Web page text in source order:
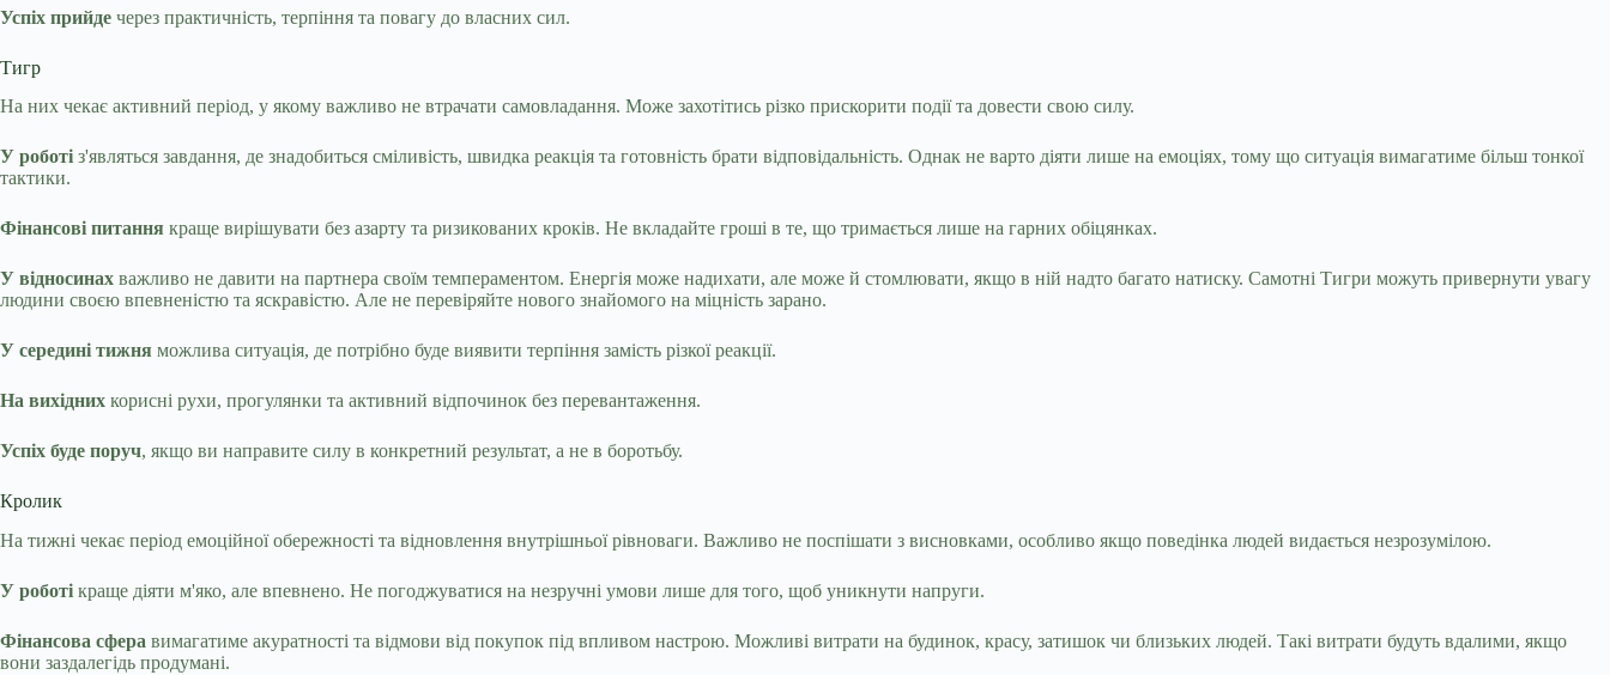
Успіх прийде через практичність, терпіння та повагу до власних сил.
Тигр
На них чекає активний період, у якому важливо не втрачати самовладання. Може захотітись різко прискорити події та довести свою силу.
У роботі з'являться завдання, де знадобиться сміливість, швидка реакція та готовність брати відповідальність. Однак не варто діяти лише на емоціях, тому що ситуація вимагатиме більш тонкої
тактики.
Фінансові питання краще вирішувати без азарту та ризикованих кроків. Не вкладайте гроші в те, що тримається лише на гарних обіцянках.
У відносинах важливо не давити на партнера своїм темпераментом. Енергія може надихати, але може й стомлювати, якщо в ній надто багато натиску. Самотні Тигри можуть привернути увагу
людини своєю впевненістю та яскравістю. Але не перевіряйте нового знайомого на міцність зарано.
У середині тижня можлива ситуація, де потрібно буде виявити терпіння замість різкої реакції.
На вихідних корисні рухи, прогулянки та активний відпочинок без перевантаження.
Успіх буде поруч, якщо ви направите силу в конкретний результат, а не в боротьбу.
Кролик
На тижні чекає період емоційної обережності та відновлення внутрішньої рівноваги. Важливо не поспішати з висновками, особливо якщо поведінка людей видається незрозумілою.
У роботі краще діяти м'яко, але впевнено. Не погоджуватися на незручні умови лише для того, щоб уникнути напруги.
Фінансова сфера вимагатиме акуратності та відмови від покупок під впливом настрою. Можливі витрати на будинок, красу, затишок чи близьких людей. Такі витрати будуть вдалими, якщо
вони заздалегідь продумані.